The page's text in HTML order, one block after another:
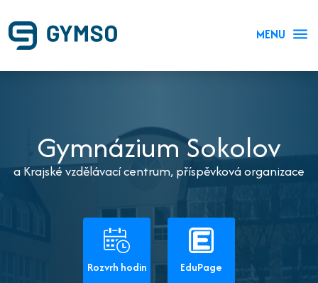
MENU
Gymnázium Sokolov
a Krajské vzdělávací centrum, příspěvková organizace
Rozvrh hodin EduPage